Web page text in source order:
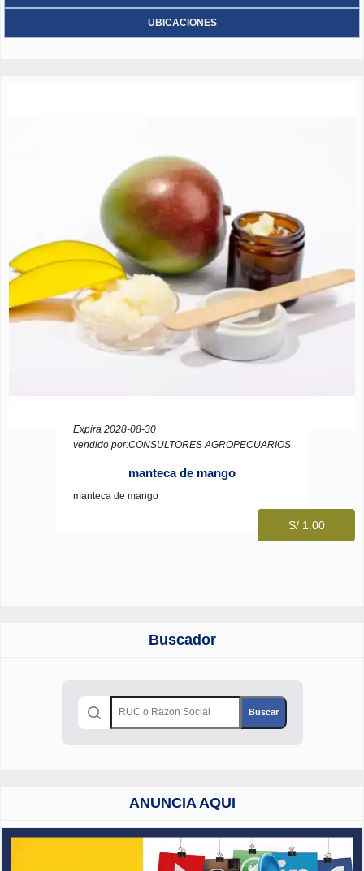
UBICACIONES
Expira 2028-08-30
vendido por:CONSULTORES AGROPECUARIOS
manteca de mango
manteca de mango
S/ 1.00
Buscador
ANUNCIA AQUI